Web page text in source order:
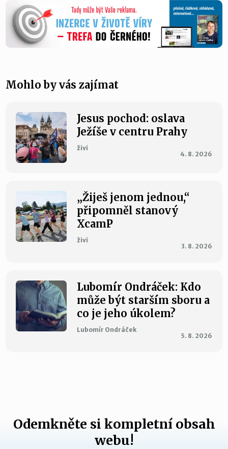
Mohlo by vás zajímat
Jesus pochod: oslava
Ježíše v centru Prahy
živi
4. 8. 2026
„Žiješ jenom jednou,“
připomněl stanový
XcamP
živi
3. 8. 2026
Lubomír Ondráček: Kdo
může být starším sboru a
co je jeho úkolem?
Lubomír Ondráček
5. 8. 2026
Odemkněte si kompletní obsah
webu!